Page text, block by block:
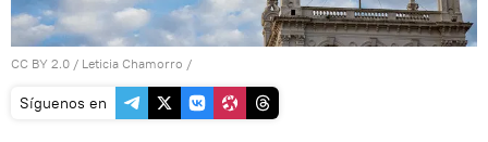
CC BY 2.0 / Leticia Chamorro /
Síguenos en